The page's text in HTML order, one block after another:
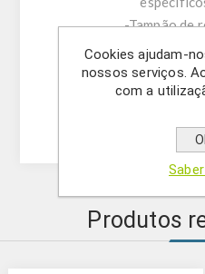
-Tampão de
-DNase/
- (OPCIONAL)
- Solução
Produtos
Cookies ajudam-
nossos serviços.
com a